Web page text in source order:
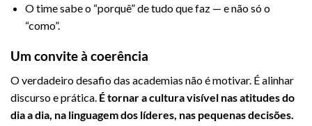
O time sabe o “porquê” de tudo que faz — e não só o
“como”.
Um convite à coerência
O verdadeiro desafio das academias não é motivar. É alinhar
discurso e prática. É tornar a cultura visível nas atitudes do
dia a dia, na linguagem dos líderes, nas pequenas decisões.